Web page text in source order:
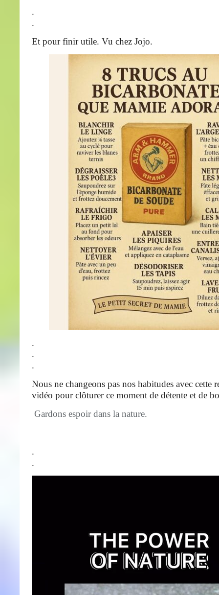
.
.
Et pour finir utile. Vu chez Jojo.
.
.
.
Nous ne changeons pas nos habitudes avec cette
vidéo pour clôturer ce moment de détente et de
Gardons espoir dans la nature.
.
.